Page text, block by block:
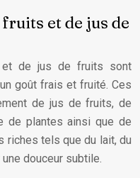
et de jus de
de jus de fruits sont
goût frais et fruité. Ces
de jus de fruits, de
de plantes ainsi que de
riches tels que du lait, du
douceur subtile.